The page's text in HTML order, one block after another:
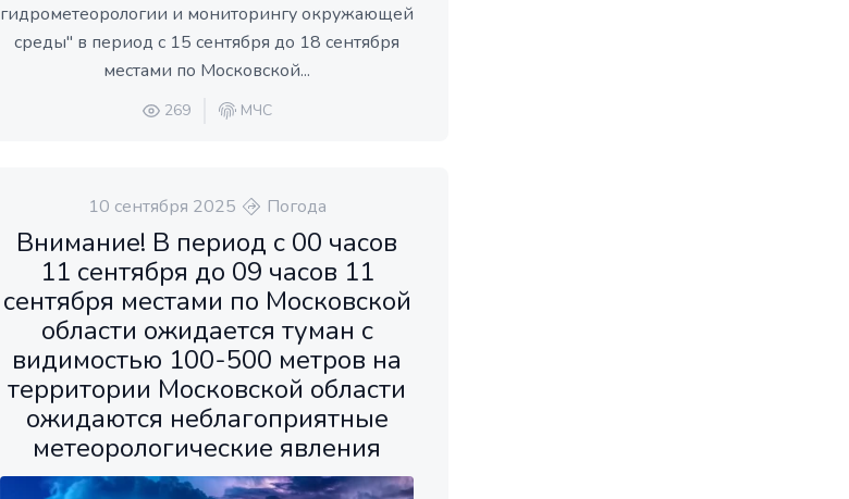
гидрометеорологии и мониторингу окружающей
среды" в период с 15 сентября до 18 сентября
местами по Московской...
269 МЧС
10 сентября 2025 Погода
Внимание! В период с 00 часов
11 сентября до 09 часов 11
сентября местами по Московской
области ожидается туман с
видимостью 100-500 метров на
территории Московской области
ожидаются неблагоприятные
метеорологические явления